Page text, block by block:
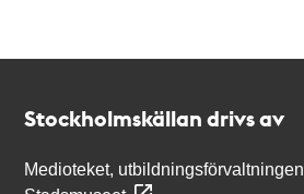
Stockholmskällan drivs av
Medioteket, utbildningsförvaltningen